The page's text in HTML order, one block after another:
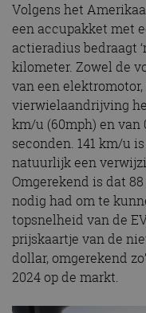
Volgens het
een accupakket met
actieradius bedraagt
kilometer. Zowel de
van een
vierwielaandrijving
km/u (60mph) en van
seconden. 141 km/u
natuurlijk een
Omgerekend is dat
nodig had om te
topsnelheid van de
prijskaartje van de
dollar, omgerekend
2024 op de markt.